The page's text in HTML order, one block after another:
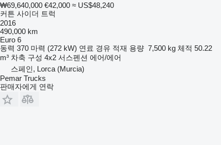
₩69,640,000 €42,000 ≈ US$48,240
커튼 사이더 트럭
2016
490,000 km
Euro 6
동력 370 마력 (272 kW) 연료 경유 적재 용량 7,500 kg 체적 50.22
m³ 차축 구성 4x2 서스펜션 에어/에어
스페인, Lorca (Murcia)
Pemar Trucks
판매자에게 연락